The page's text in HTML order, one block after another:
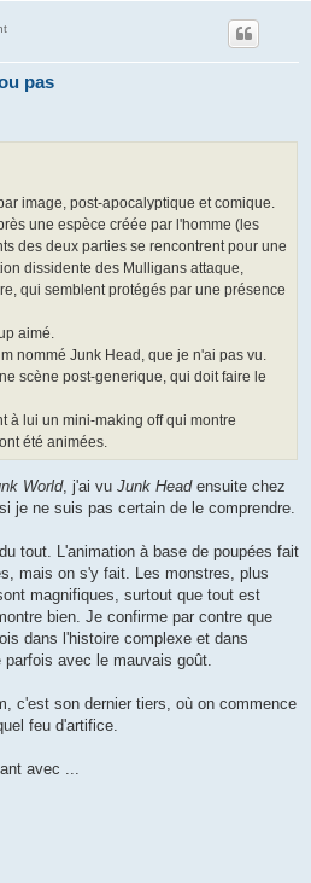
pas
image, post-apocalyptique et comique.
une espèce créée par l'homme (les
des deux parties se rencontrent pour une
dissidente des Mulligans attaque,
qui semblent protégés par une présence
aimé.
nommé Junk Head, que je n'ai pas vu.
scène post-generique, qui doit faire le
à lui un mini-making off qui montre
été animées.
World, j'ai vu Junk Headensuite chez
je ne suis pas certain de le comprendre.
tout. L'animation à base de poupées fait
mais on s'y fait. Les monstres, plus
magnifiques, surtout que tout est
bien. Je confirme par contre que
dans l'histoire complexe et dans
avec le mauvais goût.
c'est son dernier tiers, où on commence
feu d'artifice.
avec ...